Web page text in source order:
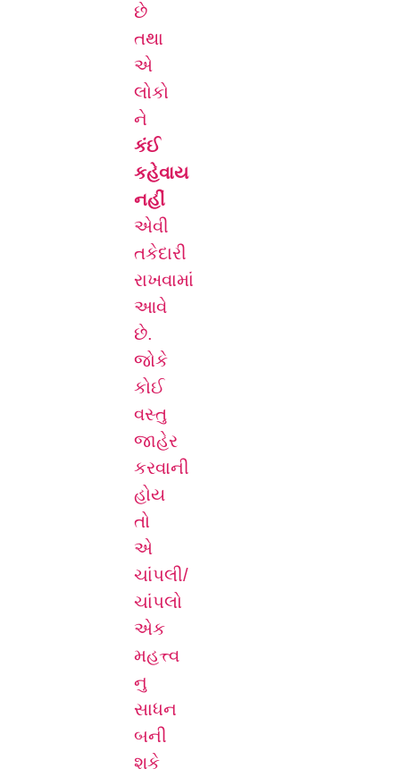
છે
તથા
એ
લોકો
ને
કંઈ
કહેવાય
નહીં
એવી
તકેદારી
રાખવામાં
આવે
છે.
જોકે
કોઈ
વસ્તુ
જાહેર
કરવાની
હોય
તો
એ
ચાંપલી/
ચાંપલો
એક
મહત્ત્વ
નુ
સાધન
બની
શકે